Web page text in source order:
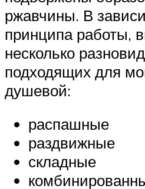
ржавчины. В
принципа работы,
несколько
подходящих для
душевой:
распашные
раздвижные
складные